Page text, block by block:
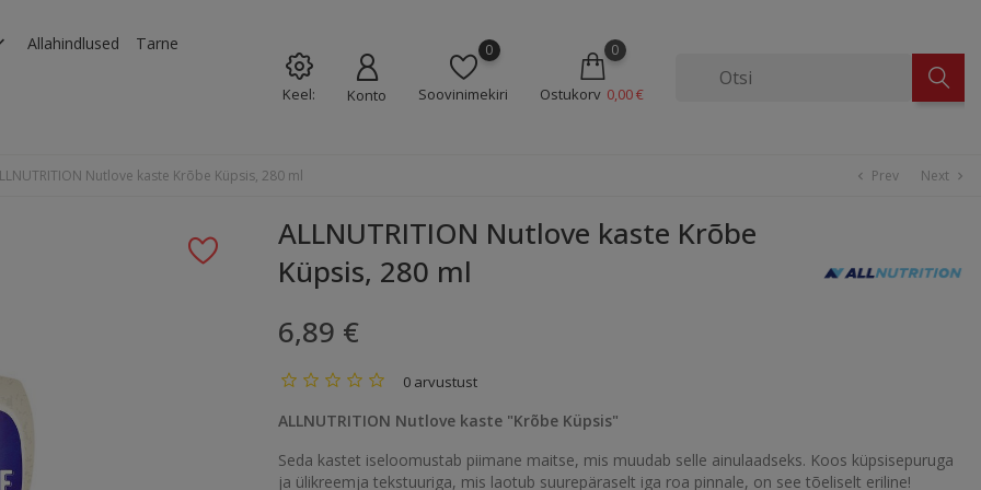
Allahindlused Tarne
Keel: Konto
0
Soovinimekiri
0
Ostukorv 0,00 €
Nutlove kaste Krõbe Küpsis, 280 ml chevron_left Prev Next chevron_right
ALLNUTRITION Nutlove kaste Krõbe
Küpsis, 280 ml
6,89 €
0 arvustust
ALLNUTRITION Nutlove kaste "Krõbe Küpsis"
Seda kastet iseloomustab piimane maitse, mis muudab selle ainulaadseks. Koos küpsisepuruga
ja ülikreemja tekstuuriga, mis laotub suurepäraselt iga roa pinnale, on see tõeliselt eriline!